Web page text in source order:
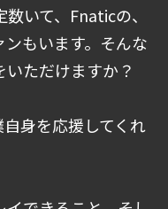
いて、Fnaticの、
もいます。そんな
ただけますか？
身を応援してくれ